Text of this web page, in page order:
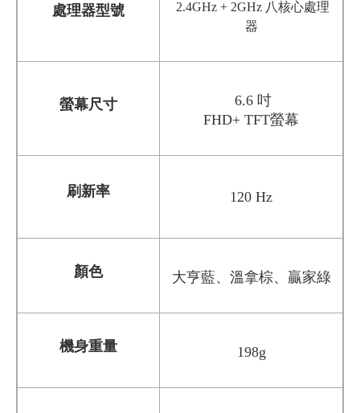
處理器型號
2.4GHz + 2GHz 八核心處理
器
螢幕尺寸
6.6 吋
FHD+ TFT螢幕
刷新率 120 Hz
顏色 大亨藍、溫拿棕、贏家綠
機身重量 198g